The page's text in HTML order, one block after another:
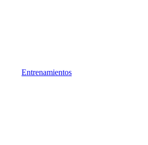
Entrenamientos